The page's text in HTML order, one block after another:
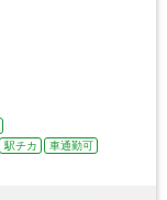
駅チカ
車通勤可